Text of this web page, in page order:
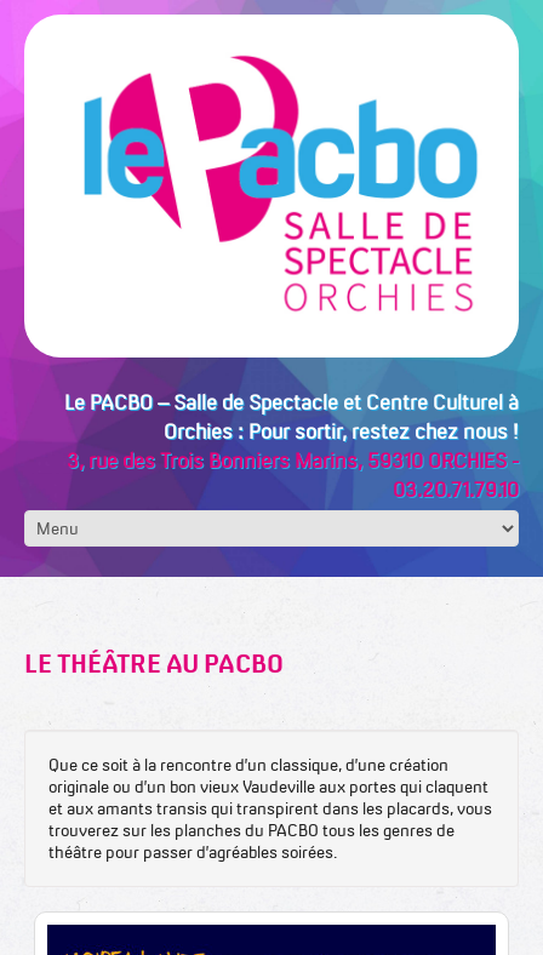
Le PACBO – Salle de Spectacle et Centre Culturel à
Orchies : Pour sortir, restez chez nous !
3, rue des Trois Bonniers Marins, 59310 ORCHIES -
03.20.71.79.10
LE THÉÂTRE AU PACBO
Que ce soit à la rencontre d’un classique, d’une création
originale ou d’un bon vieux Vaudeville aux portes qui claquent
et aux amants transis qui transpirent dans les placards, vous
trouverez sur les planches du PACBO tous les genres de
théâtre pour passer d’agréables soirées.